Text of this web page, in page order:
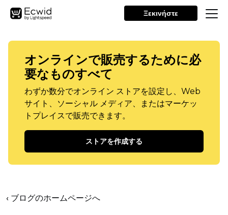
Ξεκινήστε
オンラインで販売するために必
要なものすべて
わずか数分でオンライン ストアを設定し、Web
サイト、ソーシャル メディア、またはマーケッ
トプレイスで販売できます。
ストアを作成する
‹ ブログのホームページへ